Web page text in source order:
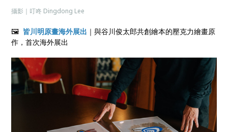
攝影｜叮咚 Dingdong Lee
🖼 皆川明原畫海外展出 ｜與谷川俊太郎共創繪本的壓克力繪畫原
作，首次海外展出